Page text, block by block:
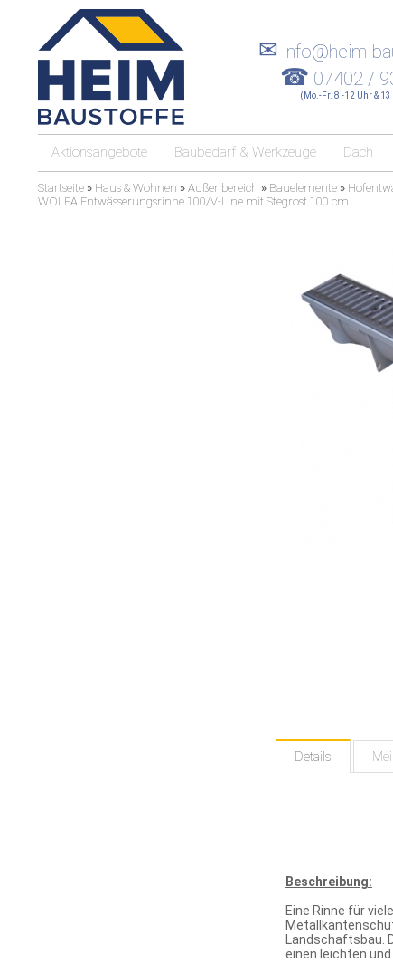
✉ info@heim-
☎ 07402 /
(Mo.-Fr. 8 -12 Uhr &
Aktionsangebote Baubedarf & Werkzeuge Dach
Startseite » Haus & Wohnen » Außenbereich » Bauelemente »
WOLFA Entwässerungsrinne 100/V-Line mit Stegrost 100 cm
Details
Beschreibung:
Eine Rinne für
Landschaftsbau.
einen leichten